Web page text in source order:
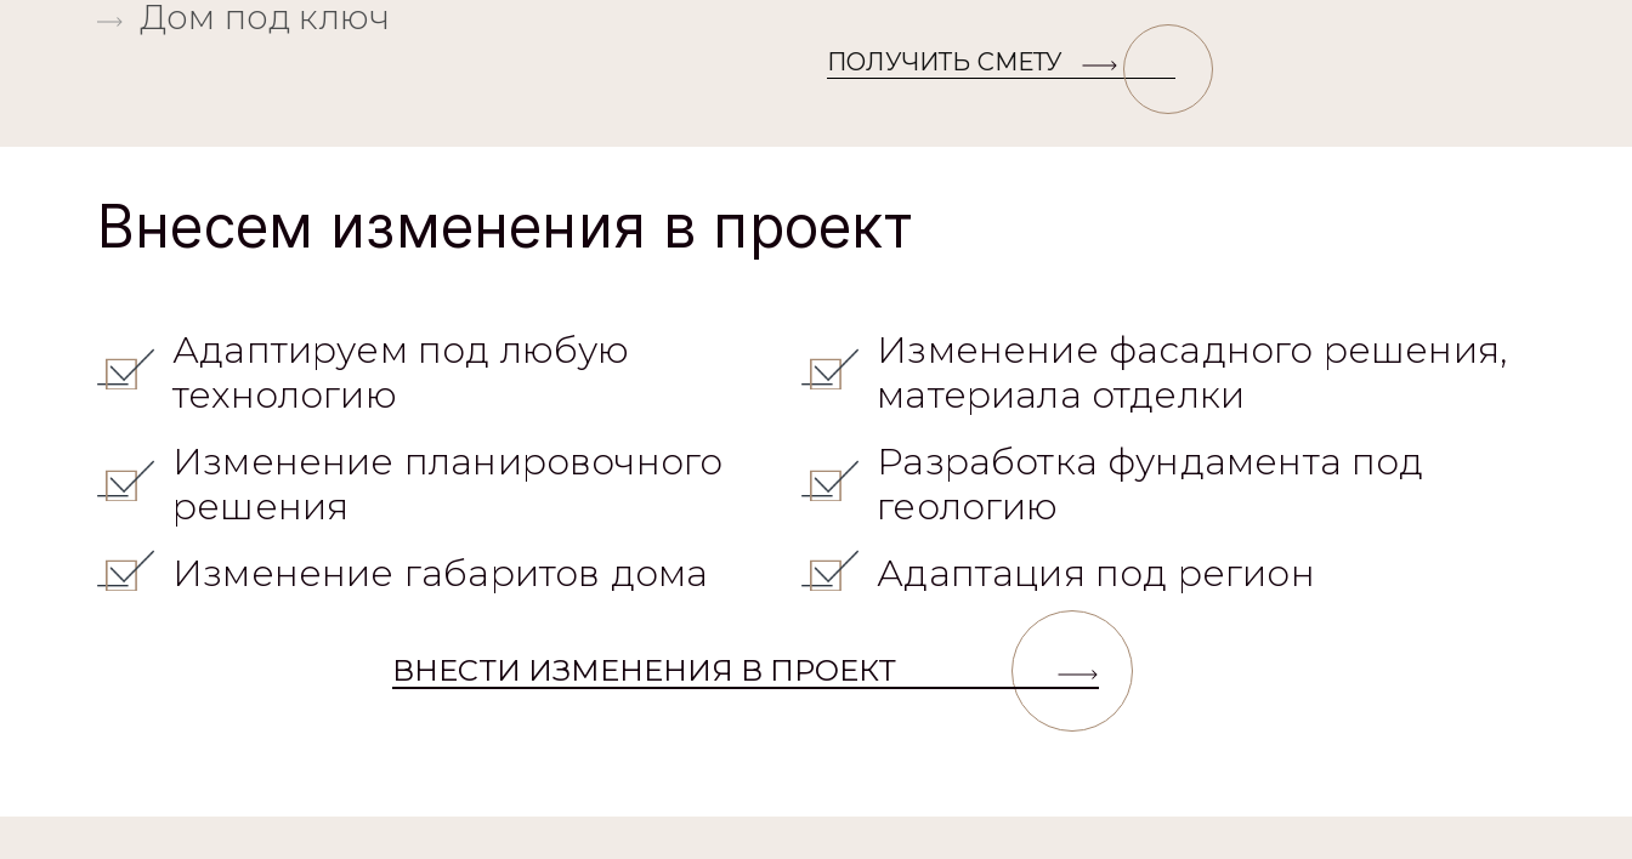
Дом под ключ
ПОЛУЧИТЬ СМЕТУ
Внесем изменения в проект
Адаптируем под любую
технологию
Изменение планировочного
решения
Изменение габаритов дома
Изменение фасадного решения,
материала отделки
Разработка фундамента под
геологию
Адаптация под регион
ВНЕСТИ ИЗМЕНЕНИЯ В ПРОЕКТ